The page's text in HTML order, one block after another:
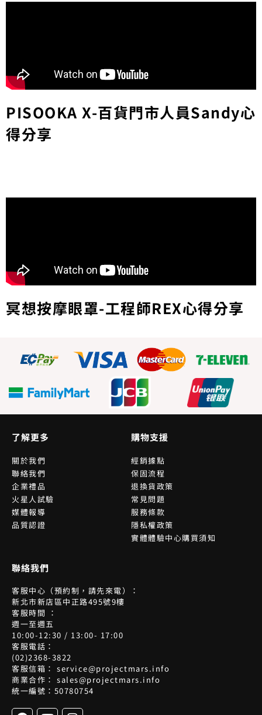
PISOOKA X-百貨門市人員Sandy心
得分享
冥想按摩眼罩-工程師REX心得分享
了解更多
關於我們
聯絡我們
企業禮品
火星人試驗
媒體報導
品質認證
購物支援
經銷據點
保固流程
退換貨政策
常見問題
服務條款
隱私權政策
實體體驗中心購買須知
聯絡我們
客服中心（預約制，請先來電）：
新北市新店區中正路495號9樓
客服時間 ：
週一至週五
10:00-12:30 / 13:00- 17:00
客服電話：
(02)2368-3822
客服信箱： service@projectmars.info
商業合作： sales@projectmars.info
統一編號：50780754